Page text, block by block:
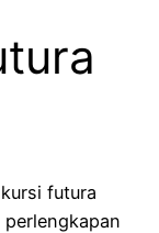
futura